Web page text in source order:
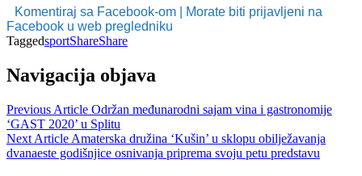
Komentiraj sa Facebook-om | Morate biti prijavljeni na
Facebook u web pregledniku
TaggedsportShareShare
Navigacija objava
Previous Article Održan međunarodni sajam vina i gastronomije
‘GAST 2020’ u Splitu
Next Article Amaterska družina ‘Kušin’ u sklopu obilježavanja
dvanaeste godišnjice osnivanja priprema svoju petu predstavu